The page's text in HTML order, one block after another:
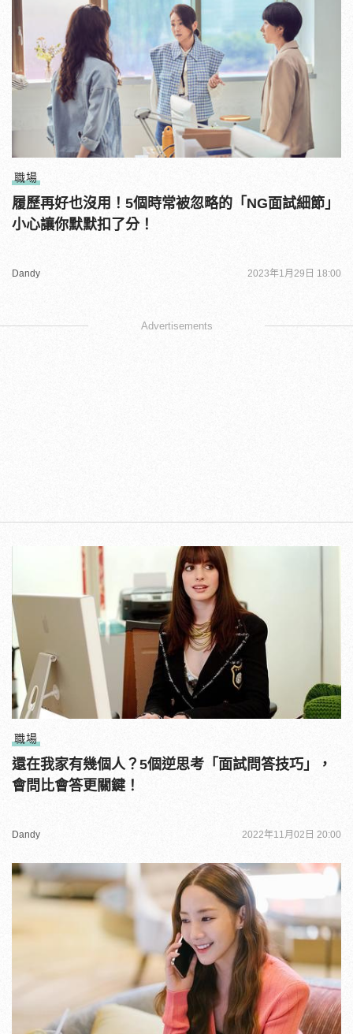
職場
履歷再好也沒用！5個時常被忽略的「NG面試細節」
小心讓你默默扣了分！
Dandy 2023年1月29日 18:00
Advertisements
職場
還在我家有幾個人？5個逆思考「面試問答技巧」，
會問比會答更關鍵！
Dandy 2022年11月02日 20:00